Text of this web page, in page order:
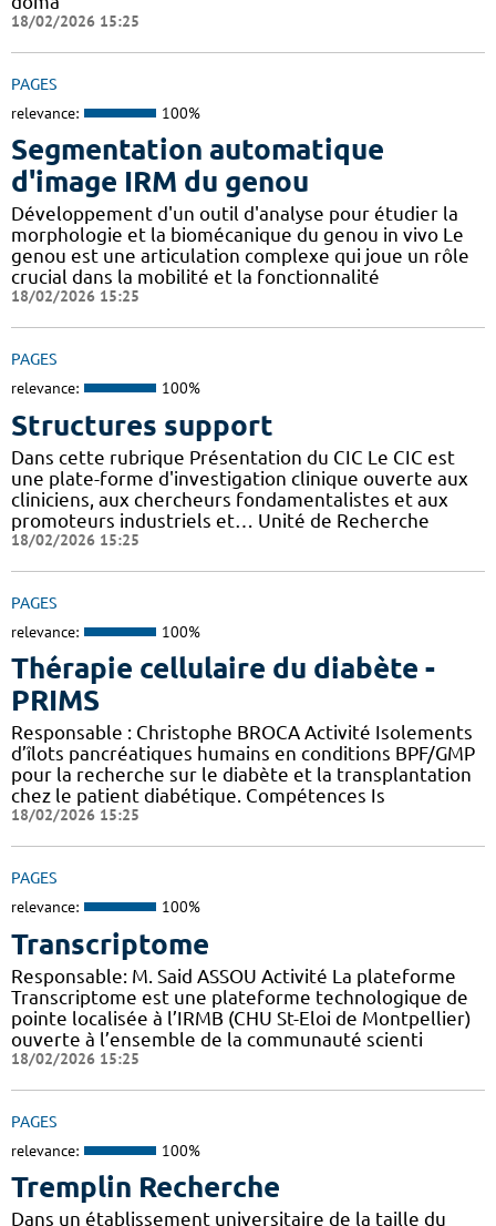
18/02/2026 15:25
PAGES
relevance: 100%
Segmentation automatique
d'image IRM du genou
Développement d'un outil d'analyse pour étudier la
morphologie et la biomécanique du genou in vivo Le
genou est une articulation complexe qui joue un rôle
crucial dans la mobilité et la fonctionnalité
18/02/2026 15:25
PAGES
relevance: 100%
Structures support
Dans cette rubrique Présentation du CIC Le CIC est
une plate-forme d'investigation clinique ouverte aux
cliniciens, aux chercheurs fondamentalistes et aux
promoteurs industriels et… Unité de Recherche
18/02/2026 15:25
PAGES
relevance: 100%
Thérapie cellulaire du diabète -
PRIMS
Responsable : Christophe BROCA Activité Isolements
d’îlots pancréatiques humains en conditions BPF/GMP
pour la recherche sur le diabète et la transplantation
chez le patient diabétique. Compétences Is
18/02/2026 15:25
PAGES
relevance: 100%
Transcriptome
Responsable: M. Said ASSOU Activité La plateforme
Transcriptome est une plateforme technologique de
pointe localisée à l’IRMB (CHU St-Eloi de Montpellier)
ouverte à l’ensemble de la communauté scienti
18/02/2026 15:25
PAGES
relevance: 100%
Tremplin Recherche
Dans un établissement universitaire de la taille du